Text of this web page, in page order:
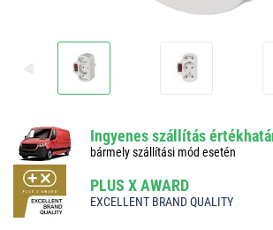
Ingyenes szállítás
bármely szállítási mód esetén
PLUS X AWARD
EXCELLENT BRAND QUALITY